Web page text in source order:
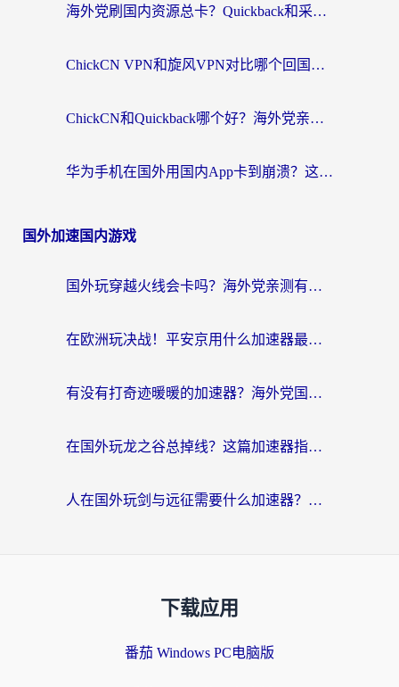
海外党刷国内资源总卡？Quickback和采集蜂好用吗？这篇指南帮你避坑
ChickCN VPN和旋风VPN对比哪个回国效果更好？海外党亲测实用指南
ChickCN和Quickback哪个好？海外党亲测回国加速器，轻松解锁国内资源（附避坑指南）
华为手机在国外用国内App卡到崩溃？这篇加速器指南帮你无缝刷剧打游戏
国外加速国内游戏
国外玩穿越火线会卡吗？海外党亲测有效的国服游戏加速指南
在欧洲玩决战！平安京用什么加速器最好用？2026实测有效的国服游戏加速指南
有没有打奇迹暖暖的加速器？海外党国服游戏畅玩不卡顿的秘密
在国外玩龙之谷总掉线？这篇加速器指南帮你告别延迟卡顿！
人在国外玩剑与远征需要什么加速器？老玩家亲测的避坑指南来了
下载应用
番茄 Windows PC电脑版